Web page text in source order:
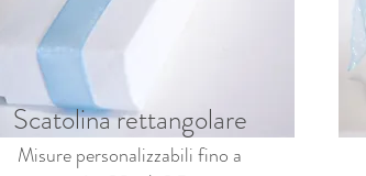
Scatolina rettangolare
Misure personalizzabili fino a